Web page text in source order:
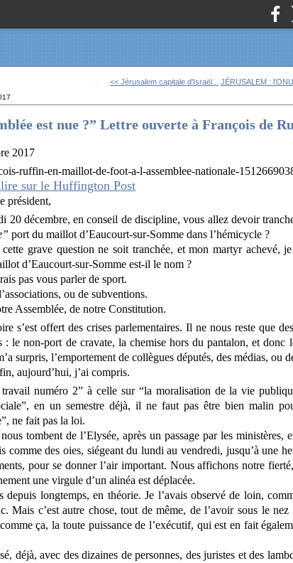
<< Jérusalem capitale d'Israël... JÉRUSALEM :
est nue ?” Lettre ouverte à François de
2017
sur le Huffington Post
président,
20 décembre, en conseil de discipline, vous allez devoir
port du maillot d’Eaucourt-sur-Somme dans l’hémicycle ?
grave question ne soit tranchée, et mon martyr achevé,
d’Eaucourt-sur-Somme est-il le nom ?
pas vous parler de sport.
ou de subventions.
Assemblée, de notre Constitution.
s’est offert des crises parlementaires. Il ne nous reste que
: le non-port de cravate, la chemise hors du pantalon, et donc
surpris, l’emportement de collègues députés, des médias, ou
aujourd’hui, j’ai compris.
numéro 2” à celle sur “la moralisation de la vie
en un semestre déjà, il ne faut pas être bien malin
ne fait pas la loi.
tombent de l’Elysée, après un passage par les ministères,
comme des oies, siégeant du lundi au vendredi, jusqu’à une
pour se donner l’air important. Nous affichons notre
une virgule d’un alinéa est déplacée.
depuis longtemps, en théorie. Je l’avais observé de loin,
Mais c’est autre chose, tout de même, de l’avoir sous le
ça, la toute puissance de l’exécutif, qui est en fait
déjà, avec des dizaines de personnes, des juristes et des